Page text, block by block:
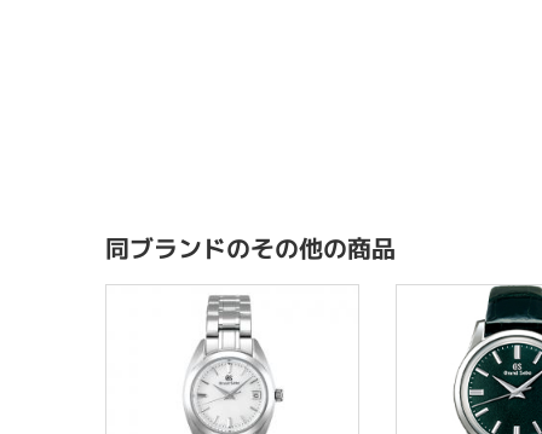
同ブランドのその他の商品